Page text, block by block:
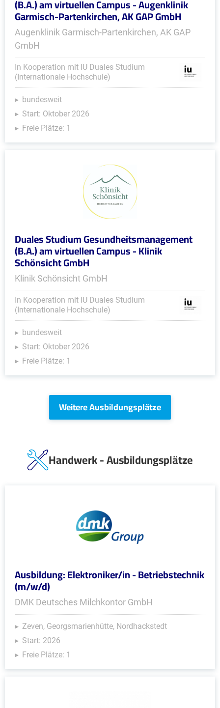
(B.A.) am virtuellen Campus - Augenklinik
Garmisch-Partenkirchen, AK GAP GmbH
Augenklinik Garmisch-Partenkirchen, AK GAP
GmbH
In Kooperation mit IU Duales Studium
(Internationale Hochschule)
bundesweit
Start: Oktober 2026
Freie Plätze: 1
Duales Studium Gesundheitsmanagement
(B.A.) am virtuellen Campus - Klinik
Schönsicht GmbH
Klinik Schönsicht GmbH
In Kooperation mit IU Duales Studium
(Internationale Hochschule)
bundesweit
Start: Oktober 2026
Freie Plätze: 1
Weitere Ausbildungsplätze
Handwerk - Ausbildungsplätze
Ausbildung: Elektroniker/in - Betriebstechnik
(m/w/d)
DMK Deutsches Milchkontor GmbH
Zeven, Georgsmarienhütte, Nordhackstedt
Start: 2026
Freie Plätze: 1